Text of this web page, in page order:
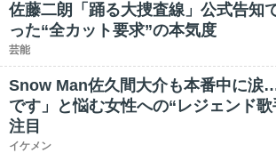
佐藤二朗「踊る大捜査線」公式告知
った“全カット要求”の本気度
芸能
Snow Man佐久間大介も本番中に涙
です」と悩む女性への“レジェンド
注目
イケメン